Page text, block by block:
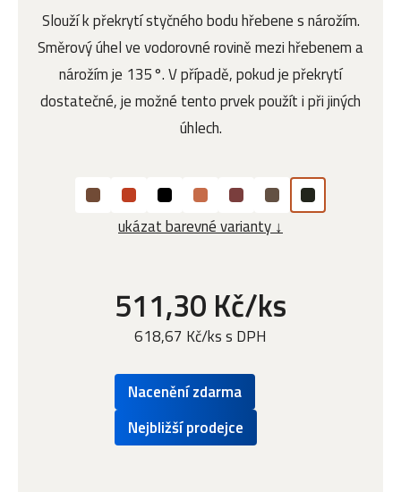
Slouží k překrytí styčného bodu hřebene s nárožím.
Směrový úhel ve vodorovné rovině mezi hřebenem a
nárožím je 135°. V případě, pokud je překrytí
dostatečné, je možné tento prvek použít i při jiných
úhlech.
ukázat barevné varianty ↓
511,30 Kč/ks
618,67 Kč/ks s DPH
Nacenění zdarma
Nejbližší prodejce